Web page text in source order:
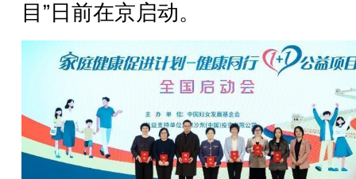
目”日前在京启动。